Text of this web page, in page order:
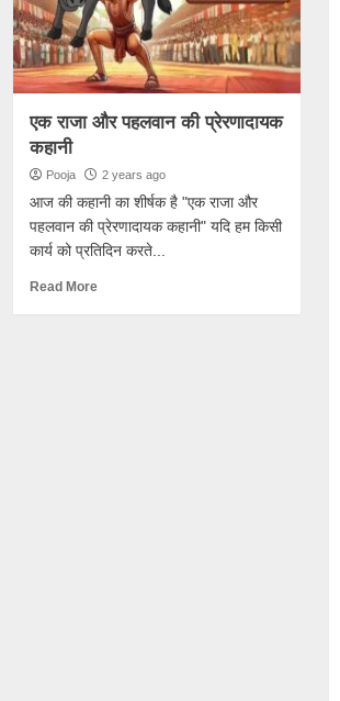
एक राजा और पहलवान की प्रेरणादायक
कहानी
Pooja 2 years ago
आज की कहानी का शीर्षक है "एक राजा और
पहलवान की प्रेरणादायक कहानी" यदि हम किसी
कार्य को प्रतिदिन करते...
Read More